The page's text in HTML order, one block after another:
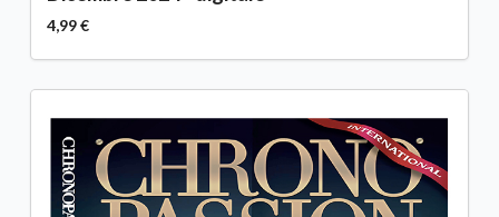
4,99 €